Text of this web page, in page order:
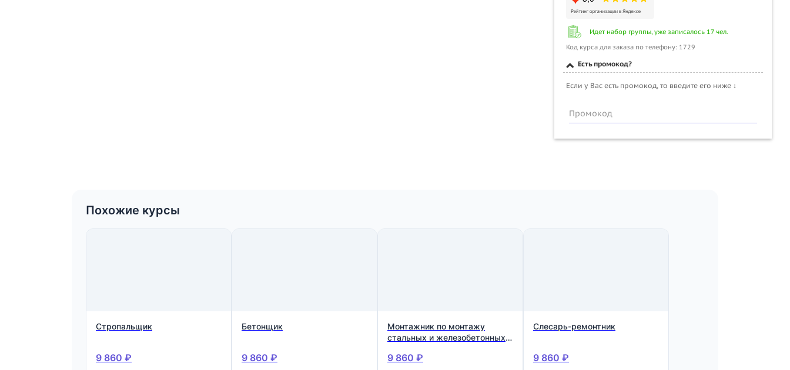
Идет набор группы, уже записалось 17 чел.
Код курса для заказа по телефону: 1729
Есть промокод?
Если у Вас есть промокод, то введите его ниже ↓
Промокод
Похожие курсы
Стропальщик
9 860 ₽
Бетонщик
9 860 ₽
Монтажник по монтажу
стальных и железобетонных
9 860 ₽
Слесарь-ремонтник
9 860 ₽